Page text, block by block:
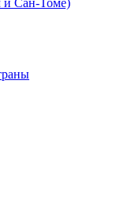
и Сан-Томе)